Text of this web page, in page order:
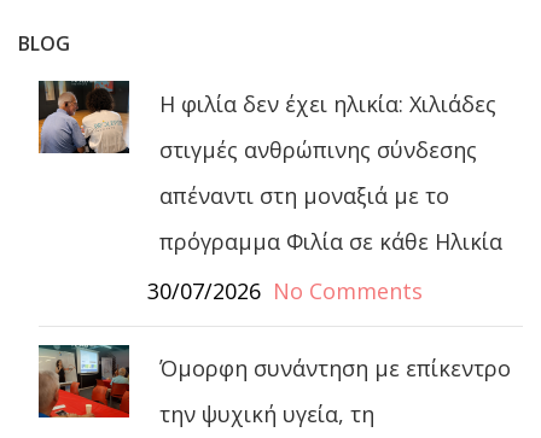
BLOG
Η φιλία δεν έχει ηλικία: Χιλιάδες
στιγμές ανθρώπινης σύνδεσης
απέναντι στη μοναξιά με το
πρόγραμμα Φιλία σε κάθε Ηλικία
30/07/2026 No Comments
Όμορφη συνάντηση με επίκεντρο
την ψυχική υγεία, τη